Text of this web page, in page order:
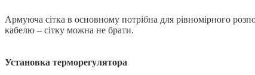
Армуюча сітка в основному потрібна для рівномірного
кабелю – сітку можна не брати.
Установка терморегулятора